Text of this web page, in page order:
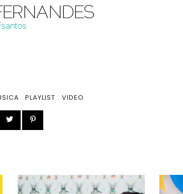
.PLAYLIST . VIDEO